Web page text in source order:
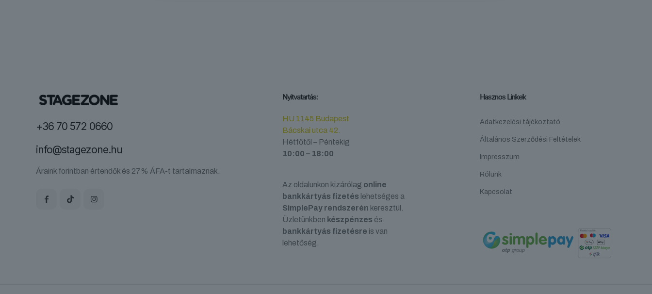
+36 70 572 0660
info@stagezone.hu
Áraink forintban értendők és 27% ÁFA-t tartalmaznak.
Nyitvatartás:
HU 1145 Budapest
Bácskai utca 42.
Hétfőtől – Péntekig
10:00 – 18:00
Az oldalunkon kizárólag online
bankkártyás fizetés lehetséges a
SimplePay rendszerén keresztül.
Üzletünkben készpénzes és
bankkártyás fizetésre is van
lehetőség.
Hasznos Linkek
Adatkezelési tájékoztató
Általános Szerződési Feltételek
Impresszum
Rólunk
Kapcsolat